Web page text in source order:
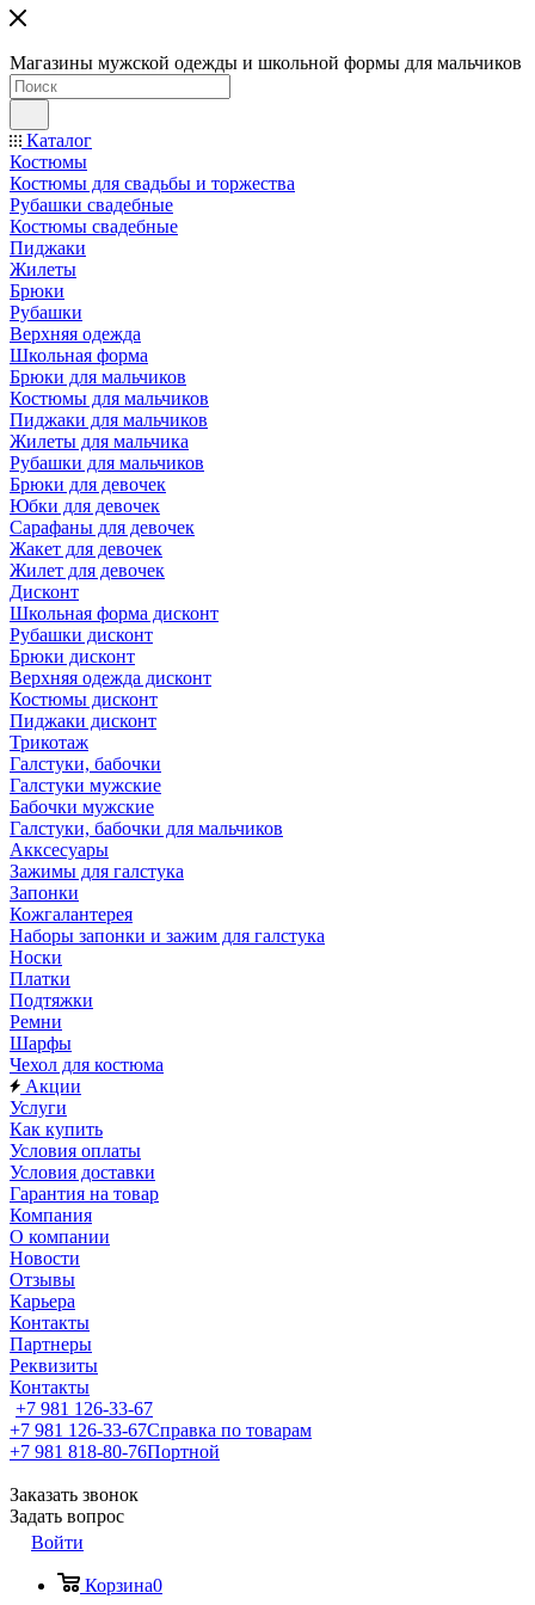
Магазины мужской одежды и школьной формы для мальчиков
Каталог
Костюмы
Костюмы для свадьбы и торжества
Рубашки свадебные
Костюмы свадебные
Пиджаки
Жилеты
Брюки
Рубашки
Верхняя одежда
Школьная форма
Брюки для мальчиков
Костюмы для мальчиков
Пиджаки для мальчиков
Жилеты для мальчика
Рубашки для мальчиков
Брюки для девочек
Юбки для девочек
Сарафаны для девочек
Жакет для девочек
Жилет для девочек
Дисконт
Школьная форма дисконт
Рубашки дисконт
Брюки дисконт
Верхняя одежда дисконт
Костюмы дисконт
Пиджаки дисконт
Трикотаж
Галстуки, бабочки
Галстуки мужские
Бабочки мужские
Галстуки, бабочки для мальчиков
Акксесуары
Зажимы для галстука
Запонки
Кожгалантерея
Наборы запонки и зажим для галстука
Носки
Платки
Подтяжки
Ремни
Шарфы
Чехол для костюма
Акции
Услуги
Как купить
Условия оплаты
Условия доставки
Гарантия на товар
Компания
О компании
Новости
Отзывы
Карьера
Контакты
Партнеры
Реквизиты
Контакты
+7 981 126-33-67
+7 981 126-33-67Справка по товарам
+7 981 818-80-76Портной
Заказать звонок
Задать вопрос
Войти
Корзина0